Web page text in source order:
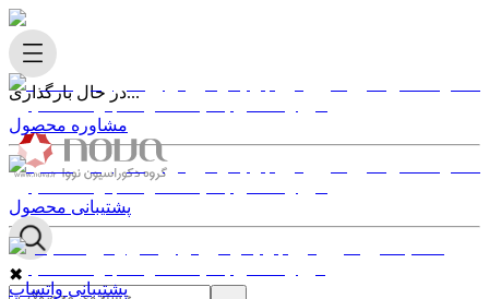
در حال بارگذاری...
✖
مشاوره محصول
پشتیبانی محصول
پشتیبانی واتساپ